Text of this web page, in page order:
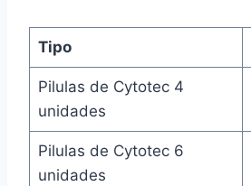
Tipo
Pilulas de Cytotec 4
unidades
Pilulas de Cytotec 6
unidades